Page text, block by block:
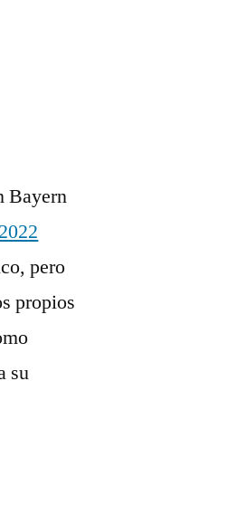
Bayern
pero
propios
su